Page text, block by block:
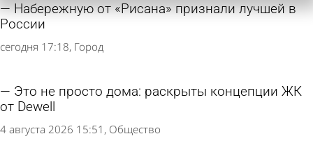
Набережную от «Рисана» признали лучшей в
России
сегодня 17:18 Город
Это не просто дома: раскрыты концепции ЖК
от Dewell
4 августа 2026 15:51 Общество